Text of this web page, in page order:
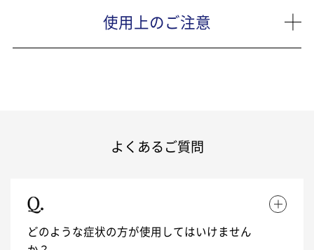
使用上のご注意
よくあるご質問
どのような症状の方が使用してはいけません